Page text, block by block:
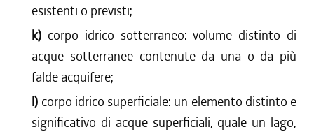
esistenti o previsti;
k) corpo idrico sotterraneo: volume distinto di
acque sotterranee contenute da una o da più
falde acquifere;
l) corpo idrico superficiale: un elemento distinto e
significativo di acque superficiali, quale un lago,